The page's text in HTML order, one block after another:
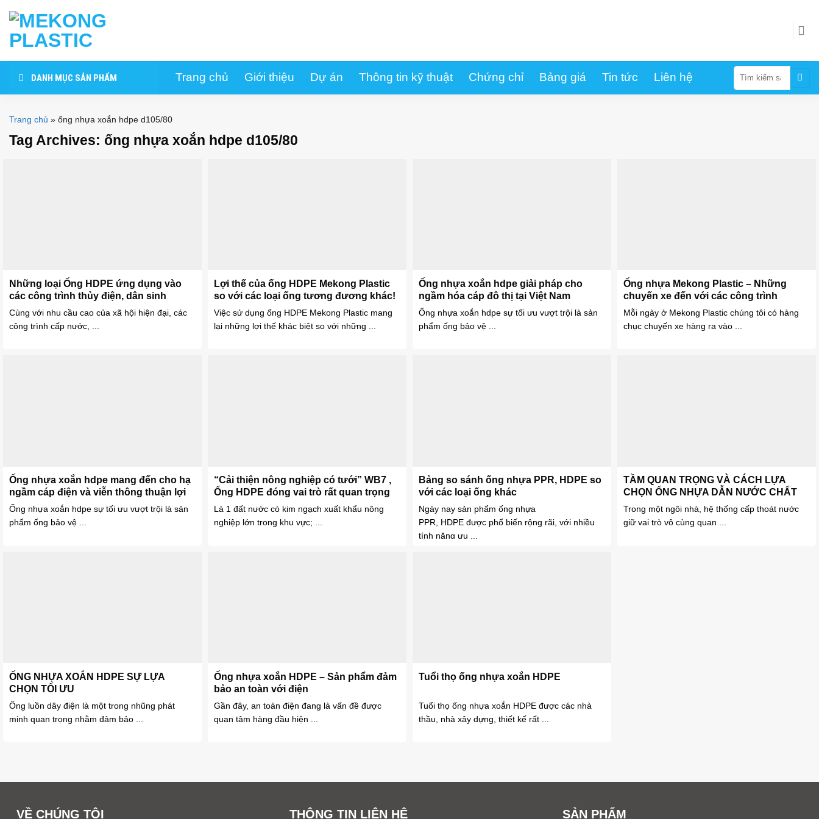
content
DANH MỤC SẢN PHẨM Trang chủ Giới thiệu Dự án Thông tin kỹ thuật Chứng chỉ Bảng giá Tin tức Liên hệ
Tìm
kiếm:
Trang chủ » ống nhựa xoắn hdpe d105/80
Tag Archives: ống nhựa xoắn hdpe d105/80
Những loại Ống HDPE ứng dụng vào
các công trình thủy điện, dân sinh
Cùng với nhu cầu cao của xã hội hiện đại, các
công trình cấp nước, ...
Lợi thế của ống HDPE Mekong Plastic
so với các loại ống tương đương khác!
Việc sử dụng ống HDPE Mekong Plastic mang
lại những lợi thế khác biệt so với những ...
Ống nhựa xoắn hdpe giải pháp cho
ngầm hóa cáp đô thị tại Việt Nam
Ống nhựa xoắn hdpe sự tối ưu vượt trội là sản
phẩm ống bảo vệ ...
Ống nhựa Mekong Plastic – Những
chuyến xe đến với các công trình
Mỗi ngày ở Mekong Plastic chúng tôi có hàng
chục chuyến xe hàng ra vào ...
Ống nhựa xoắn hdpe mang đến cho hạ
ngầm cáp điện và viễn thông thuận lợi
như thế nào?
Ống nhựa xoắn hdpe sự tối ưu vượt trội là sản
phẩm ống bảo vệ ...
“Cải thiện nông nghiệp có tưới” WB7 ,
Ống HDPE đóng vai trò rất quan trọng
Là 1 đất nước có kim ngạch xuất khẩu nông
nghiệp lớn trong khu vực; ...
Bảng so sánh ống nhựa PPR, HDPE so
với các loại ống khác
Ngày nay sản phẩm ống nhựa
PPR, HDPE được phổ biến rộng rãi, với nhiều
tính năng ưu ...
TẦM QUAN TRỌNG VÀ CÁCH LỰA
CHỌN ỐNG NHỰA DẪN NƯỚC CHẤT
LƯỢNG
Trong một ngôi nhà, hệ thống cấp thoát nước
giữ vai trò vô cùng quan ...
ỐNG NHỰA XOẮN HDPE SỰ LỰA
CHỌN TỐI ƯU
Ống luồn dây điện là một trong nhũng phát
minh quan trọng nhằm đảm bảo ...
Ống nhựa xoắn HDPE – Sản phẩm đảm
bảo an toàn với điện
Gần đây, an toàn điện đang là vấn đề được
quan tâm hàng đầu hiện ...
Tuổi thọ ống nhựa xoắn HDPE
Tuổi thọ ống nhựa xoắn HDPE được các nhà
thầu, nhà xây dựng, thiết kế rất ...
VỀ CHÚNG TÔI THÔNG TIN LIÊN HỆ SẢN PHẨM